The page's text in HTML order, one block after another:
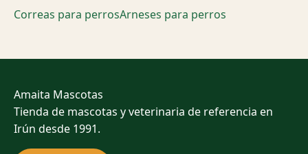
Correas para perrosArneses para perros
Amaita Mascotas
Tienda de mascotas y veterinaria de referencia en
Irún desde 1991.